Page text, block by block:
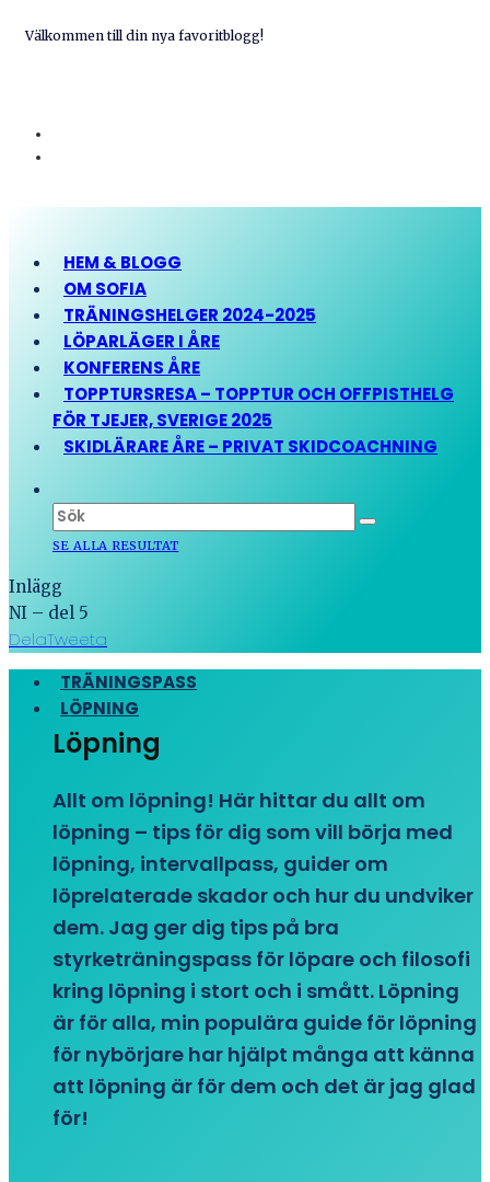
Välkommen till din nya favoritblogg!
HEM & BLOGG
OM SOFIA
TRÄNINGSHELGER 2024-2025
LÖPARLÄGER I ÅRE
KONFERENS ÅRE
TOPPTURSRESA – TOPPTUR OCH OFFPISTHELG
FÖR TJEJER, SVERIGE 2025
SKIDLÄRARE ÅRE – PRIVAT SKIDCOACHNING
SE ALLA RESULTAT
Inlägg
NI – del 5
DelaTweeta
TRÄNINGSPASS
LÖPNING
Löpning
Allt om löpning! Här hittar du allt om
löpning – tips för dig som vill börja med
löpning, intervallpass, guider om
löprelaterade skador och hur du undviker
dem. Jag ger dig tips på bra
styrketräningspass för löpare och filosofi
kring löpning i stort och i smått. Löpning
är för alla, min populära guide för löpning
för nybörjare har hjälpt många att känna
att löpning är för dem och det är jag glad
för!